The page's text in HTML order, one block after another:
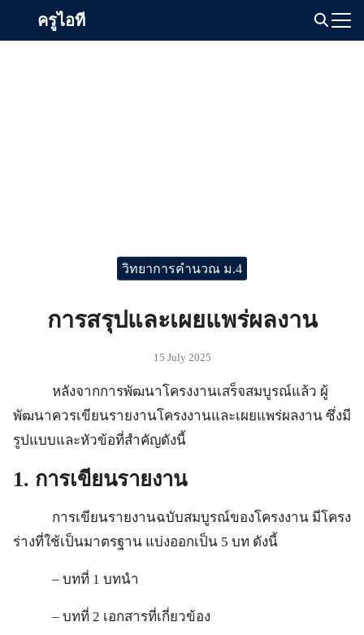
ครูไอที
วิทยาการคำนวณ ม.4
การสรุปและเผยแพร่ผลงาน
15 July 2025
หลังจากการพัฒนาโครงงานเสร็จสมบูรณ์แล้ว ผู้
พัฒนาควรเขียนรายงานโครงงานและเผยแพร่ผลงาน ซึ่งมี
รูปแบบและหัวข้อที่สำคัญดังนี้
1. การเขียนรายงาน
การเขียนรายงานฉบับสมบูรณ์ของโครงงาน มีโครง
ร่างที่ใช้เป็นมาตรฐาน แบ่งออกเป็น 5 บท ดังนี้
– บทที่ 1 บทนำ
– บทที่ 2 เอกสารที่เกี่ยวข้อง